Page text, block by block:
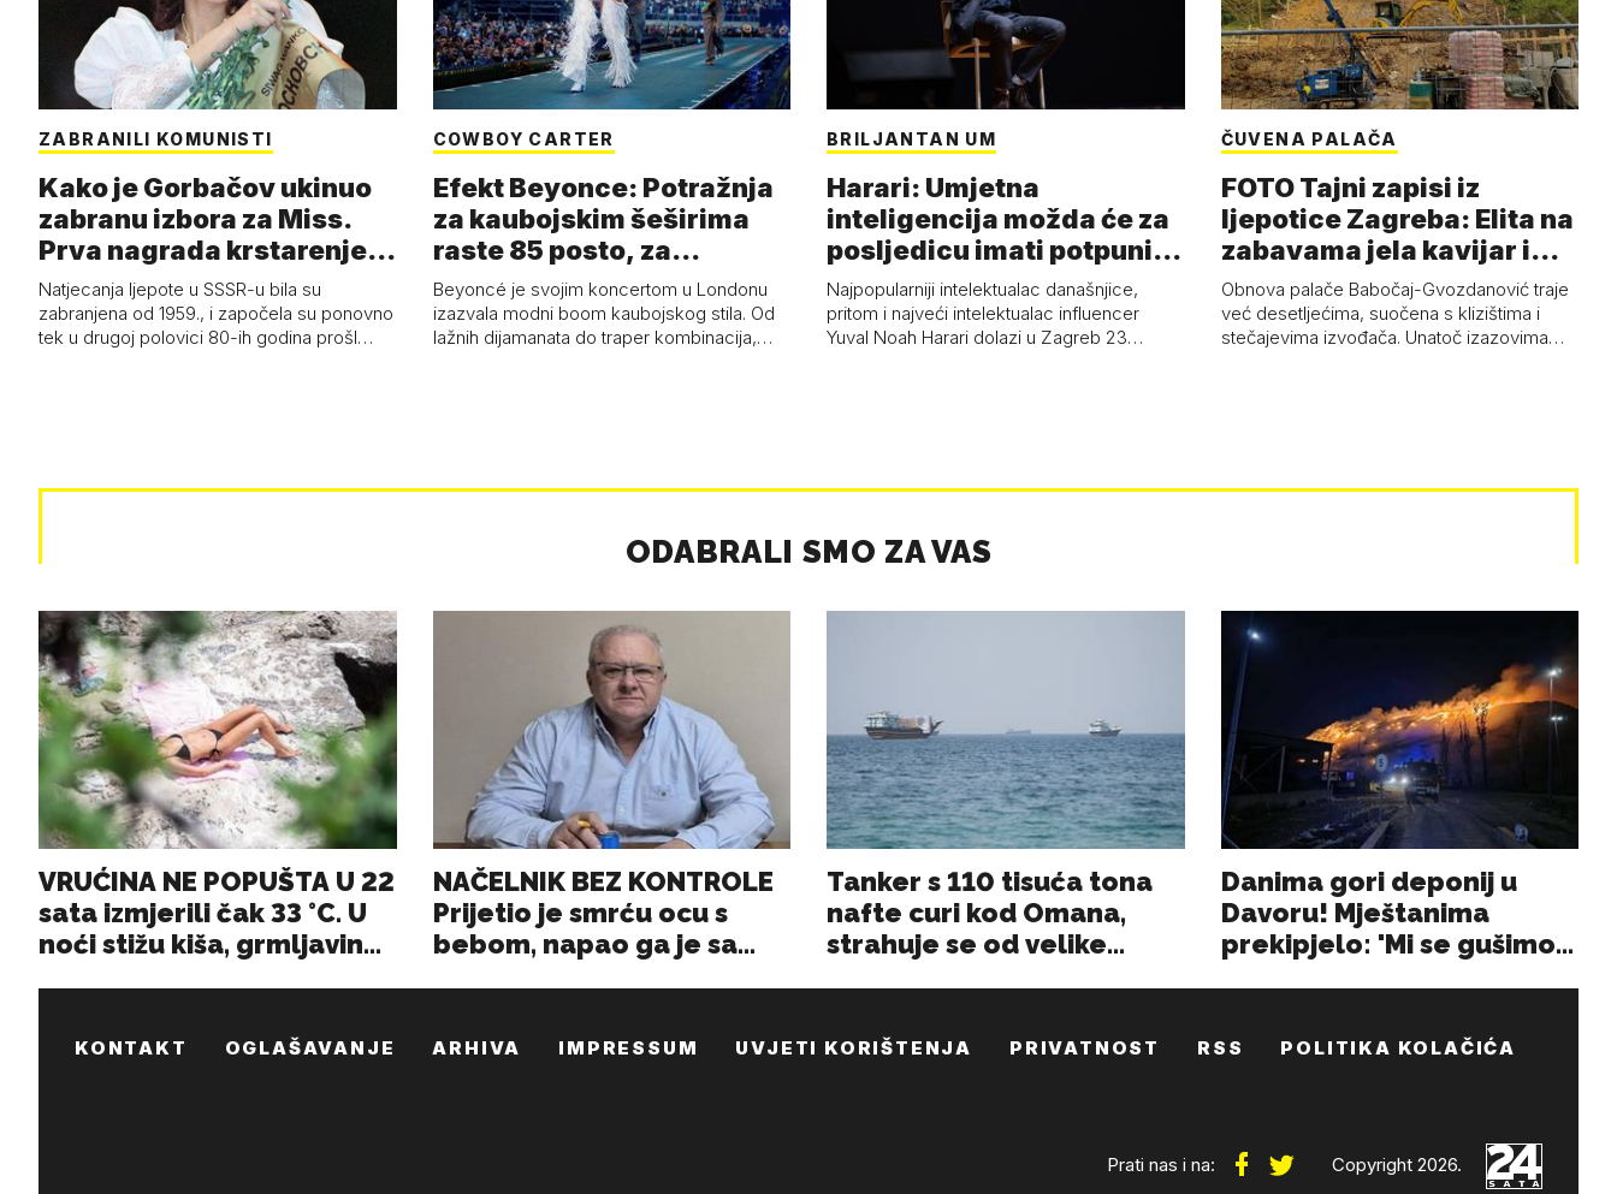
ZABRANILI KOMUNISTI
Kako je Gorbačov ukinuo
zabranu izbora za Miss.
Prva nagrada krstarenje
Jadran…
Natjecanja ljepote u SSSR-u bila su
zabranjena od 1959., i započela su ponovno
tek u drugoj polovici 80-ih godina prošl…
COWBOY CARTER
Efekt Beyonce: Potražnja
za kaubojskim šeširima
raste 85 posto, za
čizmama 53 p…
Beyoncé je svojim koncertom u Londonu
izazvala modni boom kaubojskog stila. Od
lažnih dijamanata do traper kombinacija,…
BRILJANTAN UM
Harari: Umjetna
inteligencija možda će za
posljedicu imati potpuni
kolaps čovje…
Najpopularniji intelektualac današnjice,
pritom i najveći intelektualac influencer
Yuval Noah Harari dolazi u Zagreb 23…
ČUVENA PALAČA
FOTO Tajni zapisi iz
ljepotice Zagreba: Elita na
zabavama jela kavijar i
pud…
Obnova palače Babočaj-Gvozdanović traje
već desetljećima, suočena s klizištima i
stečajevima izvođača. Unatoč izazovima…
KONTAKT OGLAŠAVANJE ARHIVA IMPRESSUM UVJETI KORIŠTENJA PRIVATNOST RSS POLITIKA KOLAČIĆA
Prati nas i na: Copyright 2026.